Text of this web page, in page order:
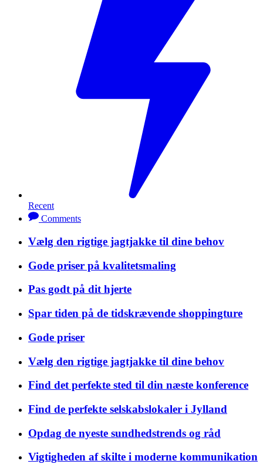
Recent
Comments
Vælg den rigtige jagtjakke til dine behov
Gode priser på kvalitetsmaling
Pas godt på dit hjerte
Spar tiden på de tidskrævende shoppingture
Gode priser
Vælg den rigtige jagtjakke til dine behov
Find det perfekte sted til din næste konference
Find de perfekte selskabslokaler i Jylland
Opdag de nyeste sundhedstrends og råd
Vigtigheden af skilte i moderne kommunikation